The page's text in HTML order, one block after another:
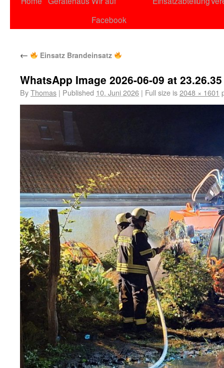
Facebook
← Einsatz Brandeinsatz
WhatsApp Image 2026-06-09 at
ByThomas | Published 10. Juni 2026 | Full size is2048 × 1601